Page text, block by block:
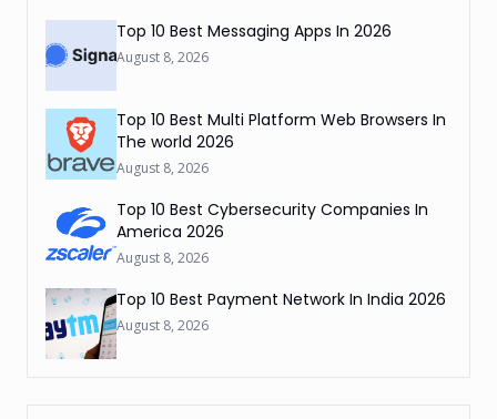
Top 10 Best Messaging Apps In 2026
August 8, 2026
Top 10 Best Multi Platform Web Browsers In
The world 2026
August 8, 2026
Top 10 Best Cybersecurity Companies In
America 2026
August 8, 2026
Top 10 Best Payment Network In India 2026
August 8, 2026